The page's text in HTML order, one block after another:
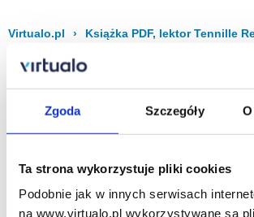
Zgoda Szczegóły
Ta strona wykorzystuje pliki cookies
Podobnie jak w innych serwisach
na www.virtualo.pl wykorzystywane są
Virtualo.pl › Książka PDF, lektor Tennille
Filtruj
Na